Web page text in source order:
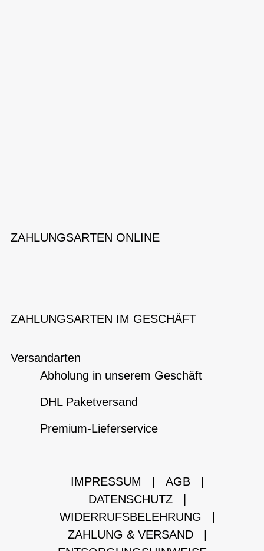
ZAHLUNGSARTEN ONLINE
ZAHLUNGSARTEN IM GESCHÄFT
Versandarten
Abholung in unserem Geschäft
DHL Paketversand
Premium-Lieferservice
IMPRESSUM AGB
DATENSCHUTZ
WIDERRUFSBELEHRUNG
ZAHLUNG & VERSAND